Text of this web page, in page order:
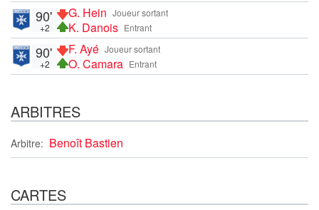
Joueur sortant
G. Hein
Entrant
K. Danois
90'
+2
Joueur sortant
F. Ayé
Entrant
O. Camara
90'
+2
ARBITRES
Arbitre: Benoît Bastien
CARTES